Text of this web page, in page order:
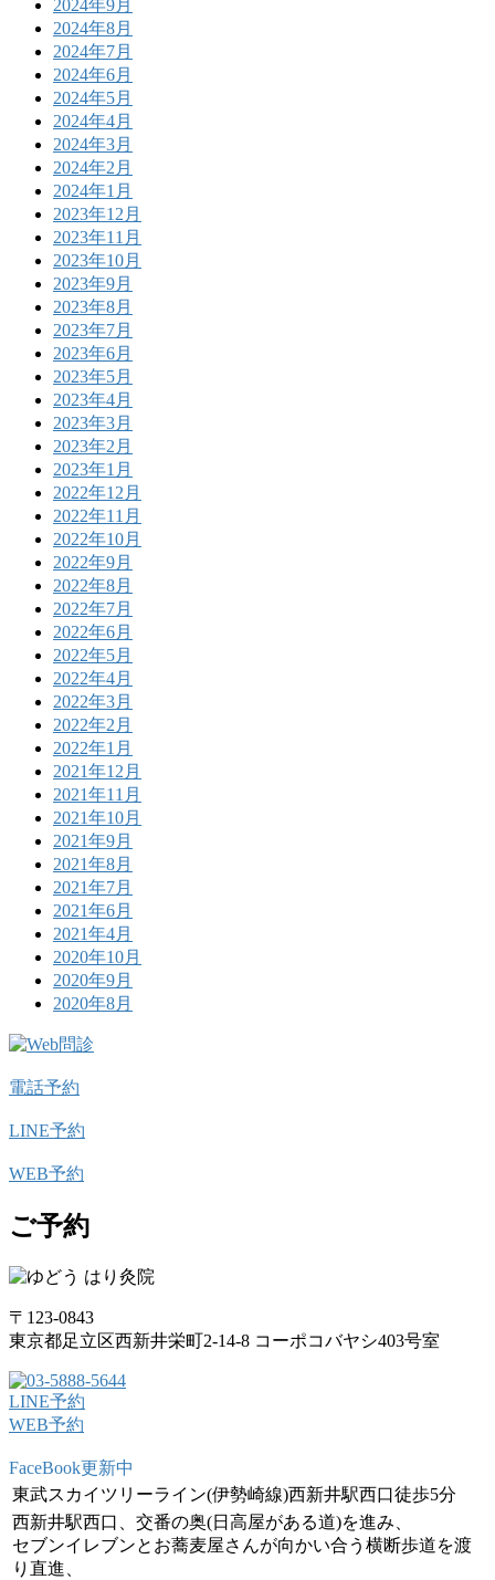
2024年9月
2024年8月
2024年7月
2024年6月
2024年5月
2024年4月
2024年3月
2024年2月
2024年1月
2023年12月
2023年11月
2023年10月
2023年9月
2023年8月
2023年7月
2023年6月
2023年5月
2023年4月
2023年3月
2023年2月
2023年1月
2022年12月
2022年11月
2022年10月
2022年9月
2022年8月
2022年7月
2022年6月
2022年5月
2022年4月
2022年3月
2022年2月
2022年1月
2021年12月
2021年11月
2021年10月
2021年9月
2021年8月
2021年7月
2021年6月
2021年4月
2020年10月
2020年9月
2020年8月
電話予約
LINE予約
WEB予約
ご予約
〒123-0843
東京都足立区西新井栄町2-14-8 コーポコバヤシ403号室
LINE予約
WEB予約
FaceBook更新中
東武スカイツリーライン(伊勢崎線)西新井駅西口徒歩5分
西新井駅西口、交番の奥(日高屋がある道)を進み、
セブンイレブンとお蕎麦屋さんが向かい合う横断歩道を渡
り直進、